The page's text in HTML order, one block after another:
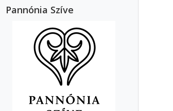
Pannónia Szíve